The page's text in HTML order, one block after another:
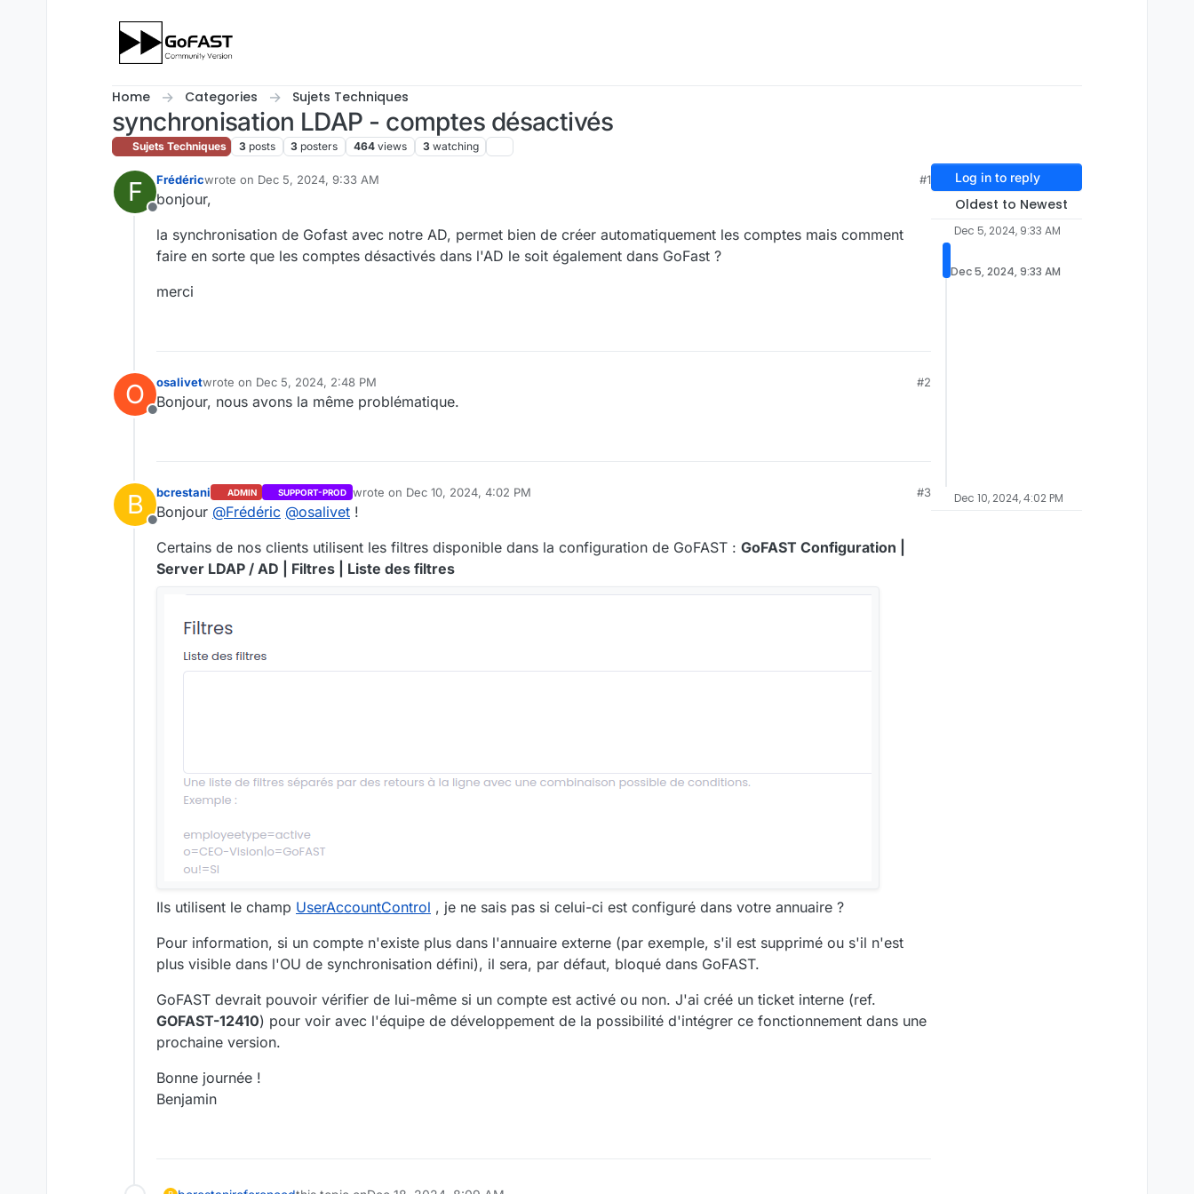
Home Categories Sujets Techniques
synchronisation LDAP - comptes désactivés
Sujets Techniques 3 posts 3 posters 464 views 3 watching
F
Offline
Frédéricwrote on Dec 5, 2024, 9:33 AM
last edited by
#1
bonjour,
la synchronisation de Gofast avec notre AD, permet bien de créer automatiquement les comptes mais comment
faire en sorte que les comptes désactivés dans l'AD le soit également dans GoFast ?
merci
O
Offline
osalivetwrote on Dec 5, 2024, 2:48 PM
last edited by
#2
Bonjour, nous avons la même problématique.
B
Offline
bcrestani ADMIN SUPPORT-PROD wrote on Dec 10, 2024, 4:02 PM
last edited by bcrestani Dec 10, 2024, 5:40 PM
#3
Bonjour @Frédéric @osalivet !
Certains de nos clients utilisent les filtres disponible dans la configuration de GoFAST : GoFAST Configuration |
Server LDAP / AD | Filtres | Liste des filtres
Ils utilisent le champ UserAccountControl , je ne sais pas si celui-ci est configuré dans votre annuaire ?
Pour information, si un compte n'existe plus dans l'annuaire externe (par exemple, s'il est supprimé ou s'il n'est
plus visible dans l'OU de synchronisation défini), il sera, par défaut, bloqué dans GoFAST.
GoFAST devrait pouvoir vérifier de lui-même si un compte est activé ou non. J'ai créé un ticket interne (ref.
GOFAST-12410) pour voir avec l'équipe de développement de la possibilité d'intégrer ce fonctionnement dans une
prochaine version.
Bonne journée !
Benjamin
Log in to reply
Oldest to Newest
Dec 5, 2024, 9:33 AM
Dec 5, 2024, 9:33 AM
Dec 10, 2024, 4:02 PM